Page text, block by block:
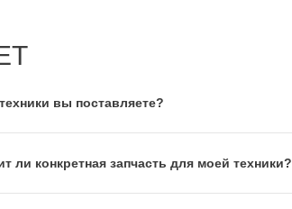
вы поставляете?
ли конкретная запчасть для моей техники?